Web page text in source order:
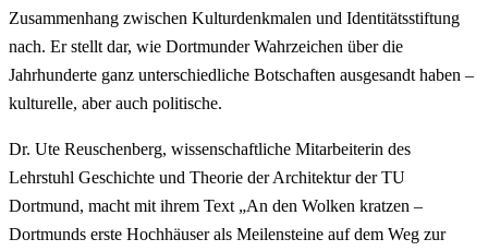
Zusammenhang zwischen Kulturdenkmalen und Identitätsstiftung
nach. Er stellt dar, wie Dortmunder Wahrzeichen über die
Jahrhunderte ganz unterschiedliche Botschaften ausgesandt haben –
kulturelle, aber auch politische.
Dr. Ute Reuschenberg, wissenschaftliche Mitarbeiterin des
Lehrstuhl Geschichte und Theorie der Architektur der TU
Dortmund, macht mit ihrem Text „An den Wolken kratzen –
Dortmunds erste Hochhäuser als Meilensteine auf dem Weg zur